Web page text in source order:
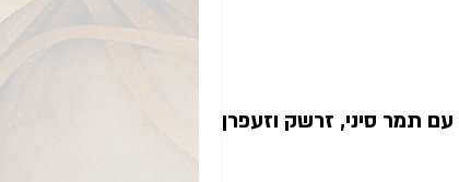
תמר סיני, זרשק וזעפרן